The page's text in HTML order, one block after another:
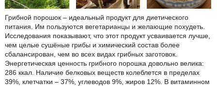
Грибной порошок – идеальный продукт для диетического
питания. Им пользуются вегетарианцы и желающие похудеть.
Исследования показывают, что этот продукт усваивается лучше,
чем целые сушёные грибы и химический состав более
сбалансирован, чем во всех видах грибных заготовок.
Энергетическая ценность грибного порошка довольно велика:
286 ккал. Наличие белковых веществ колеблется в пределах
39%, клетчатки – 37%, углеводов 9%, жиров 12%. В витаминном